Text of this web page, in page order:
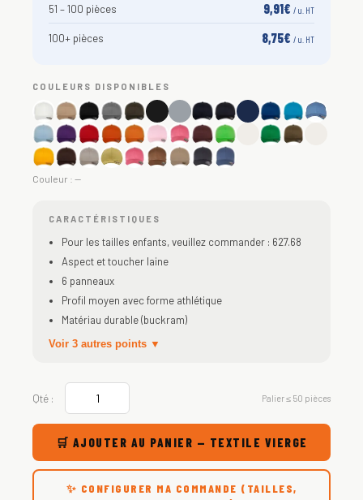
51 – 100 pièces 9,91€ / u. HT
100+ pièces 8,75€ / u. HT
COULEURS DISPONIBLES
Couleur : —
CARACTÉRISTIQUES
Pour les tailles enfants, veuillez commander : 627.68
Aspect et toucher laine
6 panneaux
Profil moyen avec forme athlétique
Matériau durable (buckram)
Voir 3 autres points ▼
Qté : Palier ≤ 50 pièces
🛒 AJOUTER AU PANIER — TEXTILE VIERGE
✨ CONFIGURER MA COMMANDE (TAILLES,